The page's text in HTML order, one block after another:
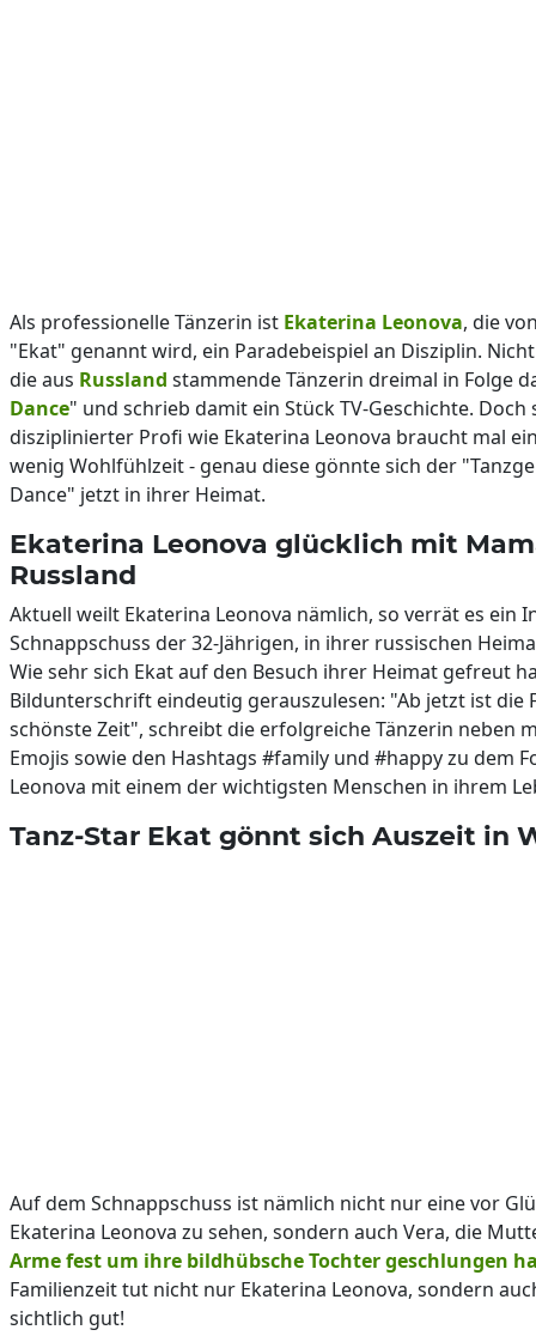
Als professionelle Tänzerin ist Ekaterina Leonova, die
"Ekat" genannt wird, ein Paradebeispiel an Disziplin.
die aus Russland stammende Tänzerin dreimal in Folge
Dance" und schrieb damit ein Stück TV-Geschichte. Doch
disziplinierter Profi wie Ekaterina Leonova braucht mal
wenig Wohlfühlzeit - genau diese gönnte sich der
Dance" jetzt in ihrer Heimat.
Ekaterina Leonova glücklich mit
Russland
Aktuell weilt Ekaterina Leonova nämlich, so verrät es ein
Schnappschuss der 32-Jährigen, in ihrer russischen
Wie sehr sich Ekat auf den Besuch ihrer Heimat gefreut
Bildunterschrift eindeutig gerauszulesen: "Ab jetzt ist die
schönste Zeit", schreibt die erfolgreiche Tänzerin neben
Emojis sowie den Hashtags #family und #happy zu dem
Leonova mit einem der wichtigsten Menschen in ihrem
Tanz-Star Ekat gönnt sich Auszeit in
Auf dem Schnappschuss ist nämlich nicht nur eine vor
Ekaterina Leonova zu sehen, sondern auch Vera, die
Arme fest um ihre bildhübsche Tochter geschlungen
Familienzeit tut nicht nur Ekaterina Leonova, sondern
sichtlich gut!